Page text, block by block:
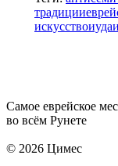
традиции
искусство
Самое еврейское
во всём Рунете
© 2026 Цимес